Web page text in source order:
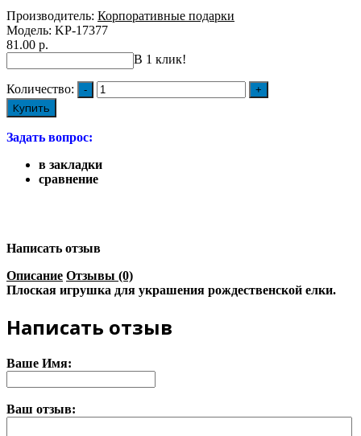
Производитель: Корпоративные подарки
Модель: KP-17377
81.00 р.
В 1 клик!
Количество:
Купить
Задать вопрос:
в закладки
сравнение
Написать отзыв
Описание Отзывы (0)
Плоская игрушка для украшения рождественской елки.
Написать отзыв
Ваше Имя:
Ваш отзыв: